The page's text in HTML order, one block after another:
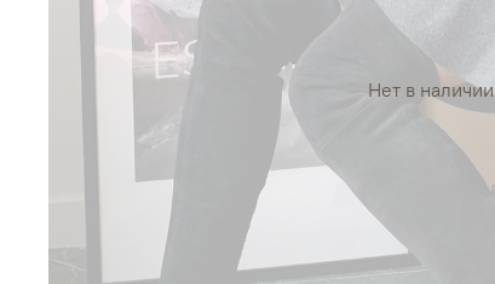
Нет в наличии